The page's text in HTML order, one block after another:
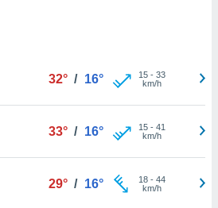
32° / 16° 15- 33
km/h
33° / 16° 15- 41
km/h
29° / 16° 18- 44
km/h